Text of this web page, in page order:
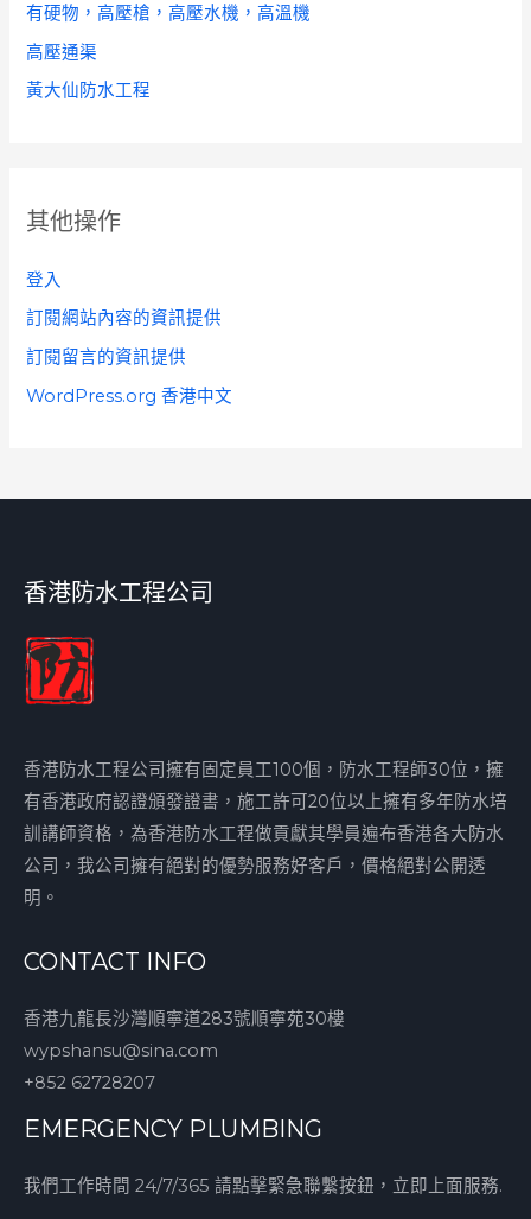
有硬物，高壓槍，高壓水機，高溫機
高壓通渠
黃大仙防水工程
其他操作
登入
訂閱網站內容的資訊提供
訂閱留言的資訊提供
WordPress.org 香港中文
香港防水工程公司
香港防水工程公司擁有固定員工100個，防水工程師30位，擁
有香港政府認證頒發證書，施工許可20位以上擁有多年防水培
訓講師資格，為香港防水工程做貢獻其學員遍布香港各大防水
公司，我公司擁有絕對的優勢服務好客戶，價格絕對公開透
明。
CONTACT INFO
香港九龍長沙灣順寧道283號順寧苑30樓
wypshansu@sina.com
+852 62728207
EMERGENCY PLUMBING
我們工作時間 24/7/365 請點擊緊急聯繫按鈕，立即上面服務.